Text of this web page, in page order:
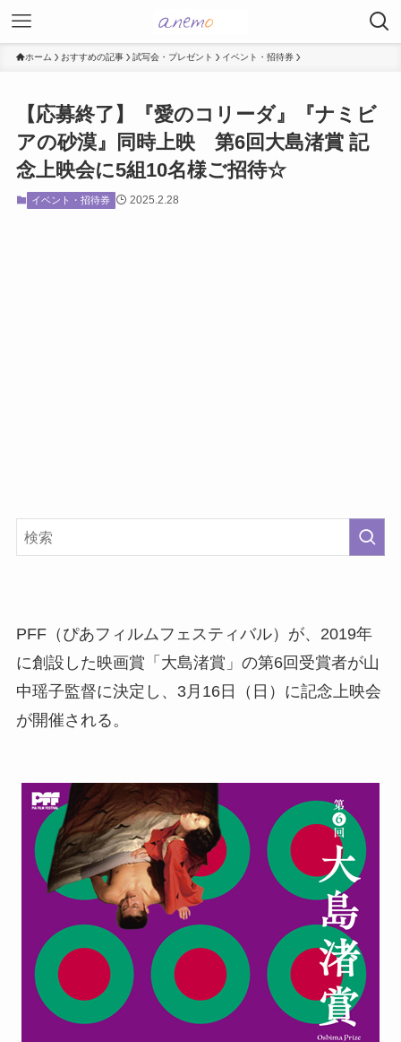
ホーム おすすめの記事 試写会・プレゼント イベント・招待券
【応募終了】『愛のコリーダ』『ナミビ
アの砂漠』同時上映 第6回大島渚賞 記
念上映会に5組10名様ご招待☆
イベント・招待券 2025.2.28
PFF（ぴあフィルムフェスティバル）が、2019年
に創設した映画賞「大島渚賞」の第6回受賞者が山
中瑶子監督に決定し、3月16日（日）に記念上映会
が開催される。